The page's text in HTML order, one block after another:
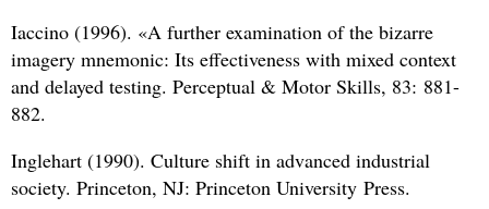
Iaccino (1996). «A further examination of the bizarre
imagery mnemonic: Its effectiveness with mixed context
and delayed testing. Perceptual & Motor Skills, 83: 881-
882.
Inglehart (1990). Culture shift in advanced industrial
society. Princeton, NJ: Princeton University Press.